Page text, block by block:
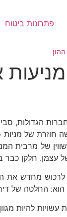
פתרונות ביטוח
הגדולות,
חוזרת של
של מרבית
עצמן. חלקן כבר
החלטה של
להיות